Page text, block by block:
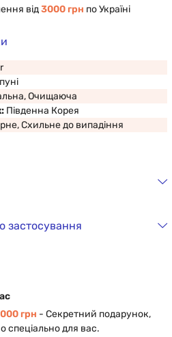
від3000 грн по Україні
Очищаюча
Південна Корея
Схильне до випадіння
застосування
грн - Cекретний подарунок,
спеціально для вас.